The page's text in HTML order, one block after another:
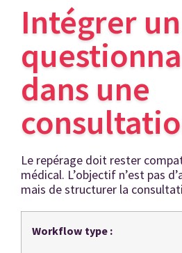
Intégrer un
dans une
Le repérage doit rester
médical. L’objectif n’est pas
mais de structurer la
Workflow type :